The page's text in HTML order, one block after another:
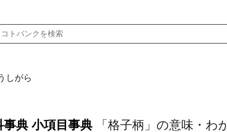
しがら
典 小項目事典 「格子柄」の意味・わ